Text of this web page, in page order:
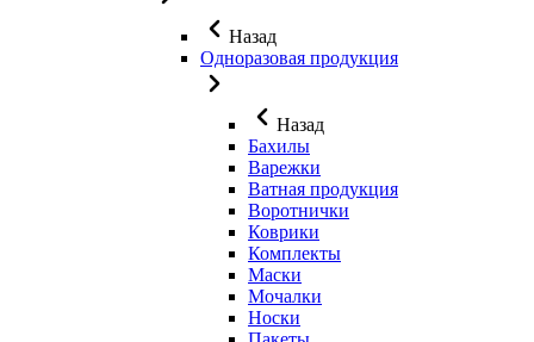
Назад
Одноразовая продукция
Назад
Бахилы
Варежки
Ватная продукция
Воротнички
Коврики
Комплекты
Маски
Мочалки
Носки